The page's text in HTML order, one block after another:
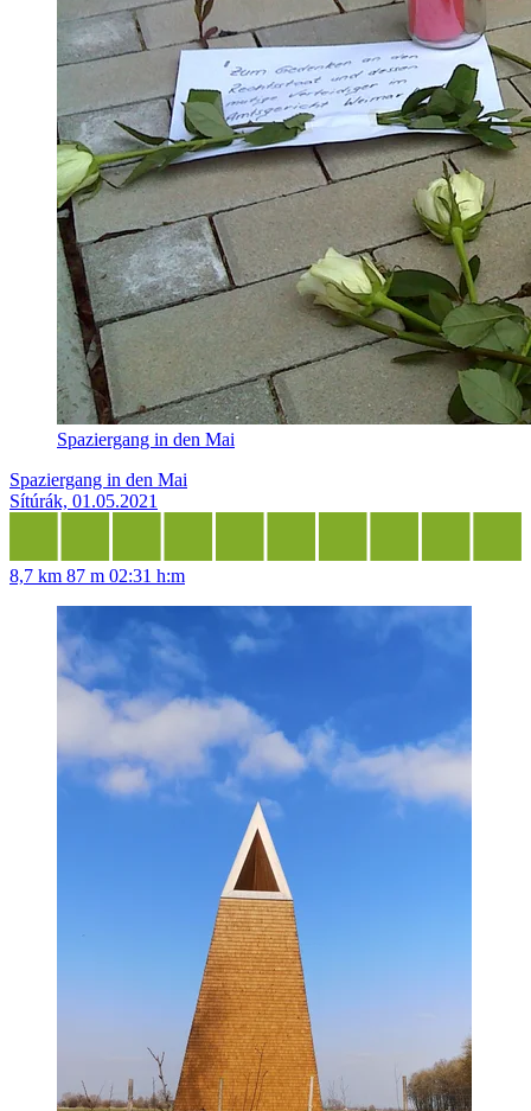
Spaziergang in den Mai
Spaziergang in den Mai
Sítúrák, 01.05.2021
8,7 km 87 m 02:31 h:m